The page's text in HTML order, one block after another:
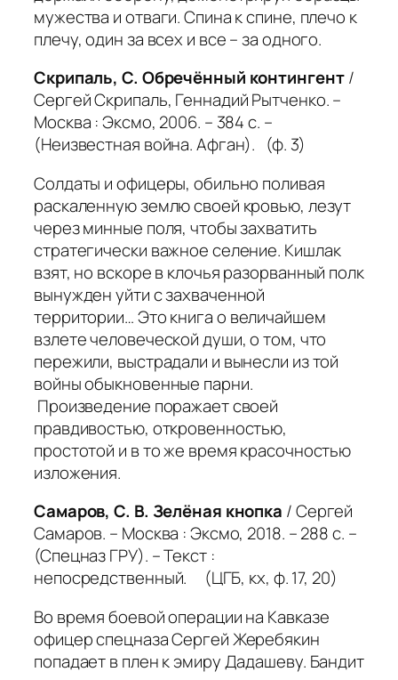
мужества и отваги. Спина к спине, плечо к
плечу, один за всех и все – за одного.
Скрипаль, С. Обречённый контингент/
Сергей Скрипаль, Геннадий Рытченко. –
Москва : Эксмо, 2006. – 384 с. –
(Неизвестная война. Афган). (ф. 3)
Солдаты и офицеры, обильно поливая
раскаленную землю своей кровью, лезут
через минные поля, чтобы захватить
стратегически важное селение. Кишлак
взят, но вскоре в клочья разорванный полк
вынужден уйти с захваченной
территории…Это книга о величайшем
взлете человеческой души, о том, что
пережили, выстрадали и вынесли из той
войны обыкновенные парни.
Произведение поражает своей
правдивостью, откровенностью,
простотой и в то же время красочностью
изложения.
Самаров, С. В. Зелёная кнопка / Сергей
Самаров. – Москва : Эксмо, 2018. – 288 с. –
(Спецназ ГРУ). – Текст :
непосредственный. (ЦГБ, кх, ф. 17, 20)
Во время боевой операции на Кавказе
офицер спецназа Сергей Жеребякин
попадает в плен к эмиру Дадашеву. Бандит